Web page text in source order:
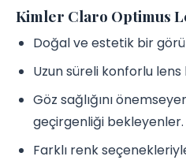
Kimler Claro Optimus
Doğal ve estetik bir
Uzun süreli konforlu lens
Göz sağlığını
geçirgenliği bekleyenler.
Farklı renk